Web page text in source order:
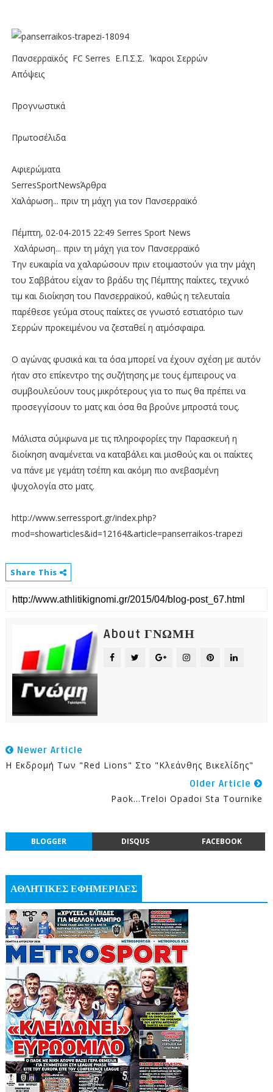
Πανσερραϊκός FC Serres Ε.Π.Σ.Σ. Ίκαροι Σερρών
Απόψεις
Προγνωστικά
Πρωτοσέλιδα
Αφιερώματα
SerresSportNewsΆρθρα
Χαλάρωση... πριν τη μάχη για τον Πανσερραϊκό
Πέμπτη, 02-04-2015 22:49 Serres Sport News
Χαλάρωση... πριν τη μάχη για τον Πανσερραϊκό
Την ευκαιρία να χαλαρώσουν πριν ετοιμαστούν για την μάχη
του Σαββάτου είχαν το βράδυ της Πέμπτης παίκτες, τεχνικό
τιμ και διοίκηση του Πανσερραϊκού, καθώς η τελευταία
παρέθεσε γεύμα στους παίκτες σε γνωστό εστιατόριο των
Σερρών προκειμένου να ζεσταθεί η ατμόσφαιρα.
Ο αγώνας φυσικά και τα όσα μπορεί να έχουν σχέση με αυτόν
ήταν στο επίκεντρο της συζήτησης με τους έμπειρους να
συμβουλεύουν τους μικρότερους για το πως θα πρέπει να
προσεγγίσουν το ματς και όσα θα βρούνε μπροστά τους.
Μάλιστα σύμφωνα με τις πληροφορίες την Παρασκευή η
διοίκηση αναμένεται να καταβάλει και μισθούς και οι παίκτες
να πάνε με γεμάτη τσέπη και ακόμη πιο ανεβασμένη
ψυχολογία στο ματς.
http://www.serressport.gr/index.php?
mod=showarticles&id=12164&article=panserraikos-trapezi
Share This
About ΓΝΩΜΗ
Newer Article
H Εκδρομή Των "Red Lions" Στο "Κλεάνθης Βικελίδης"
Older Article
Paok...treloi Opadoi Sta Tournike
BLOGGER DISQUS FACEBOOK
ΑΘΛΗΤΙΚΕΣ ΕΦΗΜΕΡΙΔΕΣ